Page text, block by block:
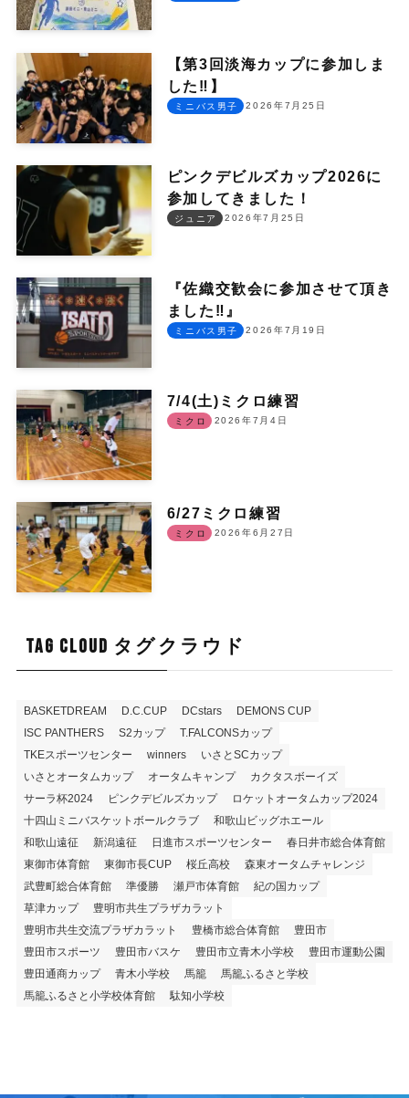
【第3回淡海カップに参加しま
した‼︎】
2026年7月25日
ミニバス男子
ピンクデビルズカップ2026に
参加してきました！
2026年7月25日
ジュニア
『佐織交歓会に参加させて頂き
ました‼︎』
2026年7月19日
ミニバス男子
7/4(土)ミクロ練習
2026年7月4日
ミクロ
6/27ミクロ練習
2026年6月27日
ミクロ
TAG CLOUD タグクラウド
BASKETDREAM D.C.CUP DCstars
DEMONS CUP
ISC PANTHERS
S2カップ
T.FALCONSカップ
TKEスポーツセンター
winners
いさとSCカップ
いさとオータムカップ
オータムキャンプ
カクタスボーイズ
サーラ杯2024
ピンクデビルズカップ
ロケットオータムカップ2024
十四山ミニバスケットボールクラブ
和歌山ビッグホエール
和歌山遠征
新潟遠征 日進市スポーツセンター
春日井市総合体育館
東御市体育館
東御市長CUP 桜丘高校
森東オータムチャレンジ
武豊町総合体育館
準優勝 瀬戸市体育館
紀の国カップ
草津カップ
豊明市共生プラザカラット
豊明市共生交流プラザカラット
豊橋市総合体育館
豊田市
豊田市スポーツ
豊田市バスケ 豊田市立青木小学校
豊田市運動公園
豊田通商カップ
青木小学校 馬籠
馬籠ふるさと学校
馬籠ふるさと小学校体育館
駄知小学校